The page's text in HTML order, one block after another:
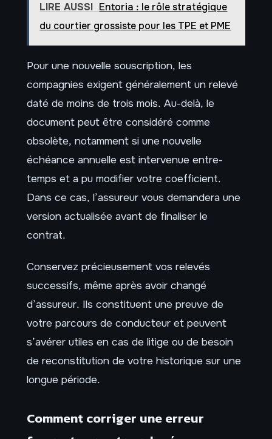
LIRE AUSSI Entoria : le rôle stratégique
du courtier grossiste pour les TPE et PME
Pour une nouvelle souscription, les
compagnies exigent généralement un relevé
daté de moins de trois mois. Au-delà, le
document peut être considéré comme
obsolète, notamment si une nouvelle
échéance annuelle est intervenue entre-
temps et a pu modifier votre coefficient.
Dans ce cas, l’assureur vous demandera une
version actualisée avant de finaliser le
contrat.
Conservez précieusement vos relevés
successifs, même après avoir changé
d’assureur. Ils constituent une preuve de
votre parcours de conducteur et peuvent
s’avérer utiles en cas de litige ou de besoin
de reconstitution de votre historique sur une
longue période.
Comment corriger une erreur